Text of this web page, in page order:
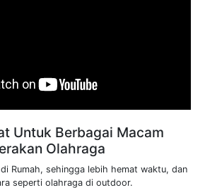
Untuk Berbagai Macam
Olahraga
Rumah, sehingga lebih hemat waktu, dan
seperti olahraga di outdoor.